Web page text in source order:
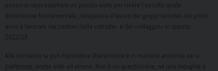
possono rappresentare un piccolo aiuto per vivere l’ascolto quale
dimensione fondamentale, recuperare il lavoro dei gruppi sinodali del primo
anno e lavorare nei cantieri della «strada» e del «villaggio» in questo
2022/23.
Alle domande si può rispondere liberamente e in maniera anonima se si
preferisce, anche solo ad alcune. Non è un questionario, né una indagine o